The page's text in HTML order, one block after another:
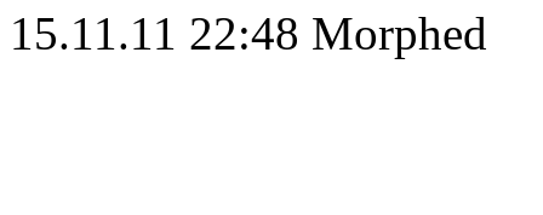
15.11.11 22:48 Morphed